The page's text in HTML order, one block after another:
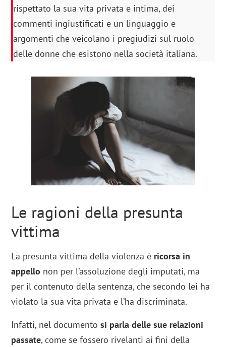
rispettato la sua vita privata e intima, dei
commenti ingiustificati e un linguaggio e
argomenti che veicolano i pregiudizi sul ruolo
delle donne che esistono nella società italiana.
Le ragioni della presunta
vittima
La presunta vittima della violenza è ricorsa in
appello non per l’assoluzione degli imputati, ma
per il contenuto della sentenza, che secondo lei ha
violato la sua vita privata e l’ha discriminata.
Infatti, nel documentosi parla delle sue relazioni
passate, come se fossero rivelanti ai fini della